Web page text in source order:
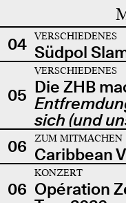
04 VERSCHIEDENES
Südpol
05
VERSCHIEDENES
Die ZHB
sich (und
06
ZUM MITMACHEN
Caribbean
06
KONZERT
Opération